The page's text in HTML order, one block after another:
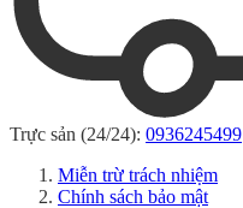
Trực sản (24/24): 0936245499
Miễn trừ trách nhiệm
Chính sách bảo mật